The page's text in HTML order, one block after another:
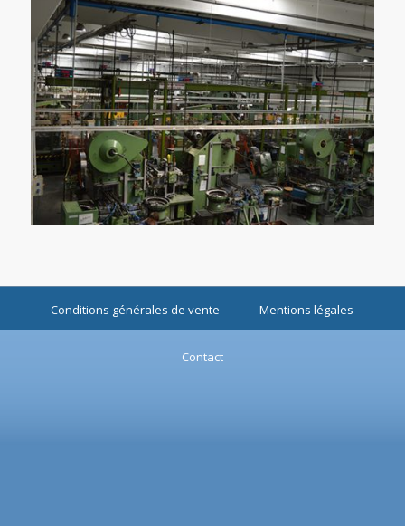
Conditions générales de vente Mentions légales
Contact